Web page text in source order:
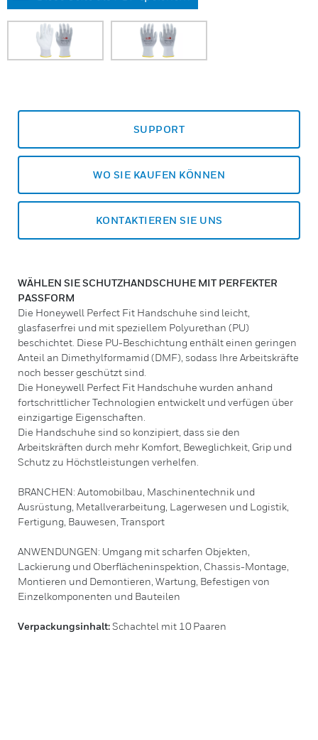
SUPPORT
WO SIE KAUFEN KÖNNEN
KONTAKTIEREN SIE UNS
WÄHLEN SIE SCHUTZHANDSCHUHE MIT PERFEKTER
PASSFORM
Die Honeywell Perfect Fit Handschuhe sind leicht,
glasfaserfrei und mit speziellem Polyurethan (PU)
beschichtet. Diese PU-Beschichtung enthält einen geringen
Anteil an Dimethylformamid (DMF), sodass Ihre Arbeitskräfte
noch besser geschützt sind.
Die Honeywell Perfect Fit Handschuhe wurden anhand
fortschrittlicher Technologien entwickelt und verfügen über
einzigartige Eigenschaften.
Die Handschuhe sind so konzipiert, dass sie den
Arbeitskräften durch mehr Komfort, Beweglichkeit, Grip und
Schutz zu Höchstleistungen verhelfen.
BRANCHEN: Automobilbau, Maschinentechnik und
Ausrüstung, Metallverarbeitung, Lagerwesen und Logistik,
Fertigung, Bauwesen, Transport
ANWENDUNGEN: Umgang mit scharfen Objekten,
Lackierung und Oberflächeninspektion, Chassis-Montage,
Montieren und Demontieren, Wartung, Befestigen von
Einzelkomponenten und Bauteilen
Verpackungsinhalt:Schachtel mit 10 Paaren